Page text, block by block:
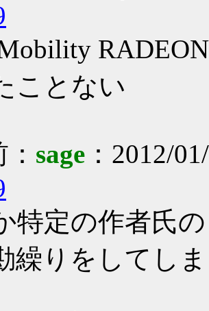
ことない
sage ：2012/
特定の作者氏
繰りをしてし